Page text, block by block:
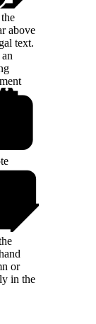
above
text.
or
in the